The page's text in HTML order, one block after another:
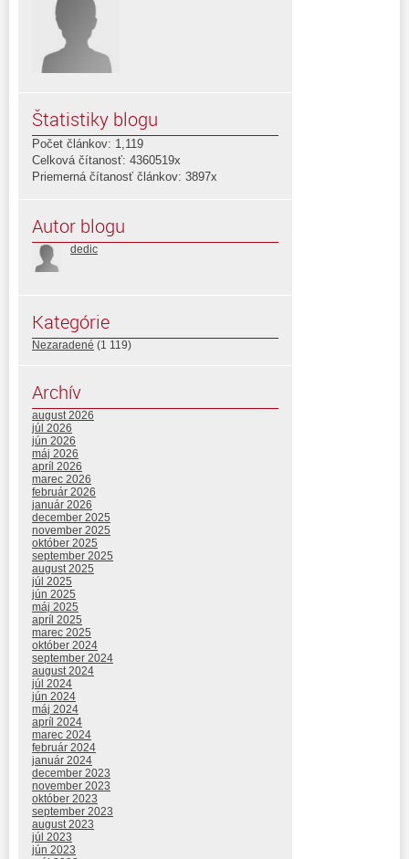
Štatistiky blogu
Počet článkov: 1,119
Celková čítanosť: 4360519x
Priemerná čítanosť článkov: 3897x
Autor blogu
dedic
Kategórie
Nezaradené (1 119)
Archív
august 2026
júl 2026
jún 2026
máj 2026
apríl 2026
marec 2026
február 2026
január 2026
december 2025
november 2025
október 2025
september 2025
august 2025
júl 2025
jún 2025
máj 2025
apríl 2025
marec 2025
október 2024
september 2024
august 2024
júl 2024
jún 2024
máj 2024
apríl 2024
marec 2024
február 2024
január 2024
december 2023
november 2023
október 2023
september 2023
august 2023
júl 2023
jún 2023